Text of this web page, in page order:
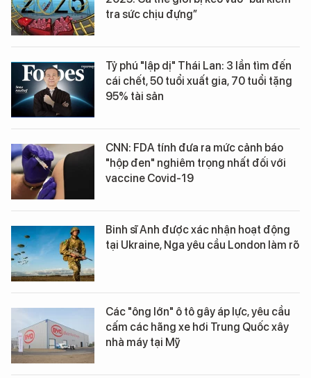
tra sức chịu đựng”
Tỷ phú "lập dị" Thái Lan: 3 lần tìm đến
cái chết, 50 tuổi xuất gia, 70 tuổi tặng
95% tài sản
CNN: FDA tính đưa ra mức cảnh báo
"hộp đen" nghiêm trọng nhất đối với
vaccine Covid-19
Binh sĩ Anh được xác nhận hoạt động
tại Ukraine, Nga yêu cầu London làm rõ
Các "ông lớn" ô tô gây áp lực, yêu cầu
cấm các hãng xe hơi Trung Quốc xây
nhà máy tại Mỹ